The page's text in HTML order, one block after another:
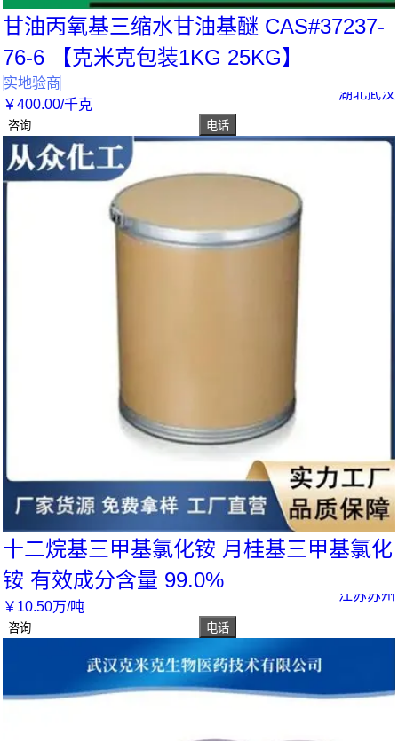
甘油丙氧基三缩水甘油基醚 CAS#37237-
76-6 【克米克包装1KG 25KG】
实地验商
￥400.00/千克
湖北武汉
咨询 电话
十二烷基三甲基氯化铵 月桂基三甲基氯化
铵 有效成分含量 99.0%
￥ 10.50万/吨
江苏苏州
咨询 电话